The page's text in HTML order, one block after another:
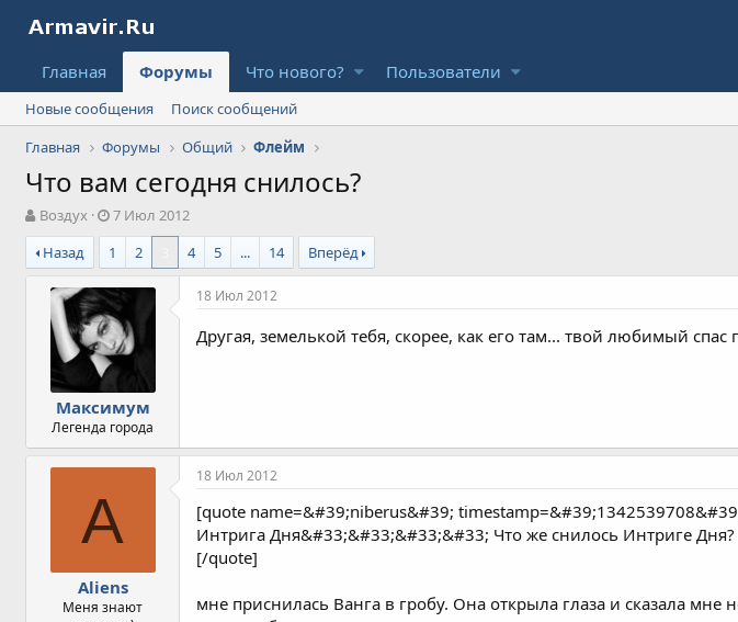
Главная Форумы Что нового? Пользователи
Новые сообщения
Поиск сообщений
Главная
Форумы Общий Флейм
Что вам сегодня снилось?
А
в
т
о
Воздух
Д
а
т
а
н
а
ч
а
л
а
7 Июл 2012
Назад
1 2 4 5 ... 14 Вперёд
Максимум
Легенда города
18 Июл 2012
Другая, земелькой тебя, скорее, как его там... твой любимый
A
Aliens
Меня знают
18 Июл 2012
[quote name=&#39;niberus&#39;
Интрига Дня&#33;&#33;&#33;&#33; Что же снилось Интриге Дня?
[/quote]
мне приснилась Ванга в гробу. Она открыла глаза и сказала